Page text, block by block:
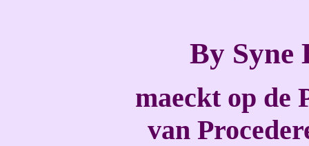
By Syne
maeckt op de
van